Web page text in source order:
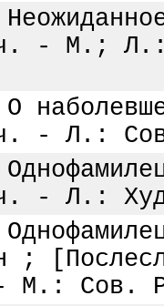
- М.;
- Л.:
- Л.:
;
М.: Сов.